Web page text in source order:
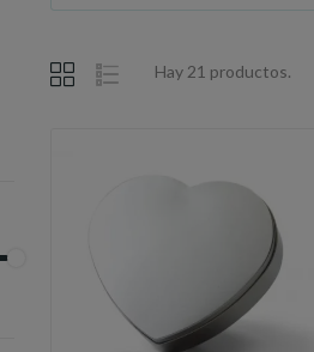
Hay 21 productos.